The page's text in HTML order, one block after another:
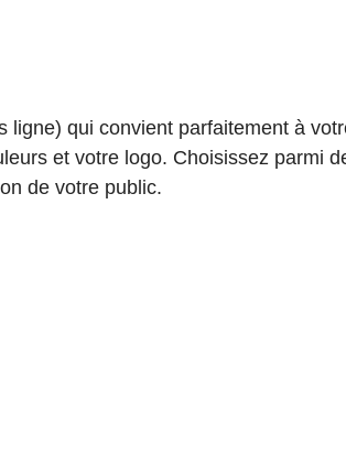
qui convient parfaitement à
et votre logo. Choisissez parmi
de votre public.